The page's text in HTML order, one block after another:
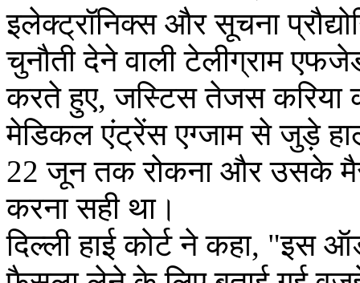
इलेक्ट्रॉनिक्स और सूचना
चुनौती देने वाली टेलीग्राम
करते हुए, जस्टिस तेजस करिया
मेडिकल एंट्रेंस एग्जाम से जुड़े
22 जून तक रोकना और उसके
करना सही था।
दिल्ली हाई कोर्ट ने कहा, "इस